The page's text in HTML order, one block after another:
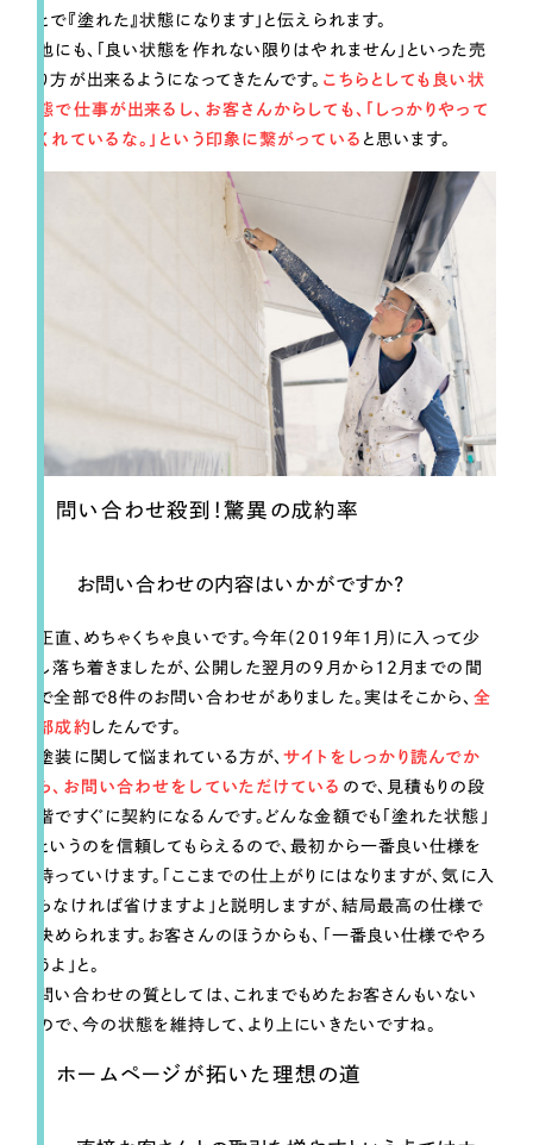
とで『塗れた』状態になります」と伝えられます。
他にも、「良い状態を作れない限りはやれません」といった売
り方が出来るようになってきたんです。 こちらとしても良い状
態で仕事が出来るし、お客さんからしても、「しっかりやって
くれているな。」という印象に繋がっている と思います。
問い合わせ殺到！驚異の成約率
お問い合わせの内容はいかがですか？
正直、めちゃくちゃ良いです。今年(2019年1月)に入って少
し落ち着きましたが、公開した翌月の9月から12月までの間
で全部で8件のお問い合わせがありました。実はそこから、 全
部成約したんです。
塗装に関して悩まれている方が、サイトをしっかり読んでか
ら、お問い合わせをしていただけている ので、見積もりの段
階ですぐに契約になるんです。どんな金額でも「塗れた状態」
というのを信頼してもらえるので、最初から一番良い仕様を
持っていけます。「ここまでの仕上がりにはなりますが、気に入
らなければ省けますよ」と説明しますが、結局最高の仕様で
決められます。お客さんのほうからも、「一番良い仕様でやろ
うよ」と。
問い合わせの質としては、これまでもめたお客さんもいない
ので、今の状態を維持して、より上にいきたいですね。
ホームページが拓いた理想の道